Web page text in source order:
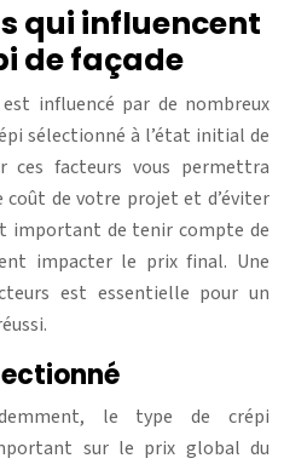
qui influencent
de façade
influencé par de nombreux
sélectionné à l’état initial de
ces facteurs vous permettra
coût de votre projet et d’éviter
important de tenir compte de
impacter le prix final. Une
est essentielle pour un
le type de crépi
sur le prix global du